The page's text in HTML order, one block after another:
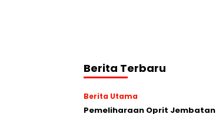
Berita Terbaru
Berita Utama
Pemeliharaan Oprit Jembatan